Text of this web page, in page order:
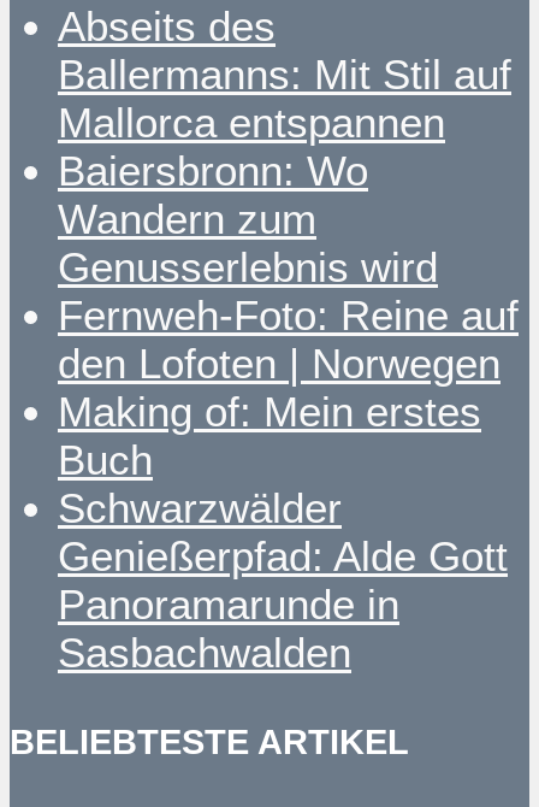
Abseits des
Ballermanns: Mit Stil auf
Mallorca entspannen
Baiersbronn: Wo
Wandern zum
Genusserlebnis wird
Fernweh-Foto: Reine auf
den Lofoten | Norwegen
Making of: Mein erstes
Buch
Schwarzwälder
Genießerpfad: Alde Gott
Panoramarunde in
Sasbachwalden
BELIEBTESTE ARTIKEL